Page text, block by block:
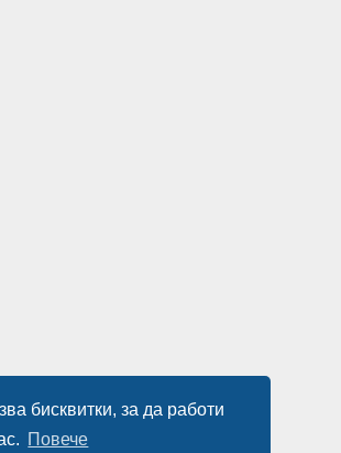
бисквитки, за да работи
Повече